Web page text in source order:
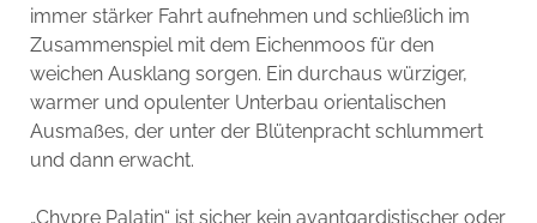
immer stärker Fahrt aufnehmen und schließlich im
Zusammenspiel mit dem Eichenmoos für den
weichen Ausklang sorgen. Ein durchaus würziger,
warmer und opulenter Unterbau orientalischen
Ausmaßes, der unter der Blütenpracht schlummert
und dann erwacht.
„Chypre Palatin“ ist sicher kein avantgardistischer oder